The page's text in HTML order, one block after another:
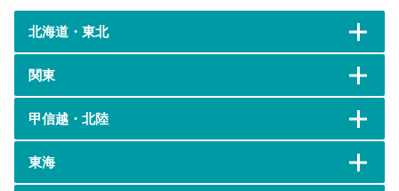
北海道・東北
関東
甲信越・北陸
東海